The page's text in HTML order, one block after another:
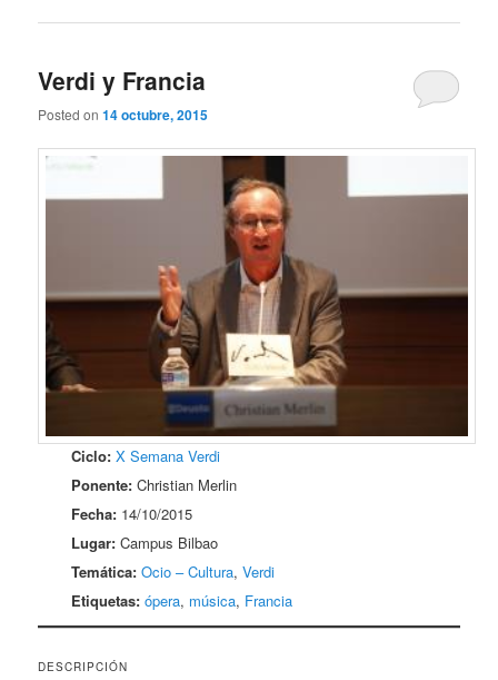
Verdi y Francia
Posted on14 octubre, 2015
Ciclo: X Semana Verdi
Ponente: Christian Merlin
Fecha: 14/10/2015
Lugar: Campus Bilbao
Temática: Ocio – Cultura,Verdi
Etiquetas: ópera, música, Francia
DESCRIPCIÓN